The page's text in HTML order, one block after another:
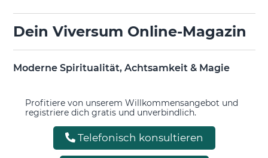
Dein Viversum Online-Magazin
Moderne Spiritualität, Achtsamkeit & Magie
Profitiere von unserem Willkommensangebot und
registriere dich gratis und unverbindlich.
Telefonisch konsultieren